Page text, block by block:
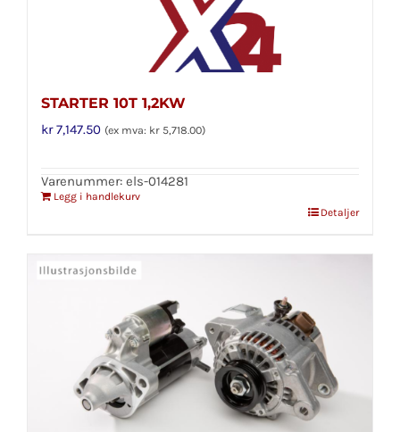
STARTER 10T 1,2KW
kr7,147.50 (ex mva: kr 5,718.00)
Varenummer: els-014281
Legg i handlekurv
Detaljer